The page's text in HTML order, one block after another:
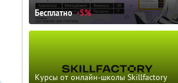
Бесплатно -5%
Курсы от онлайн-школы Skillfactory